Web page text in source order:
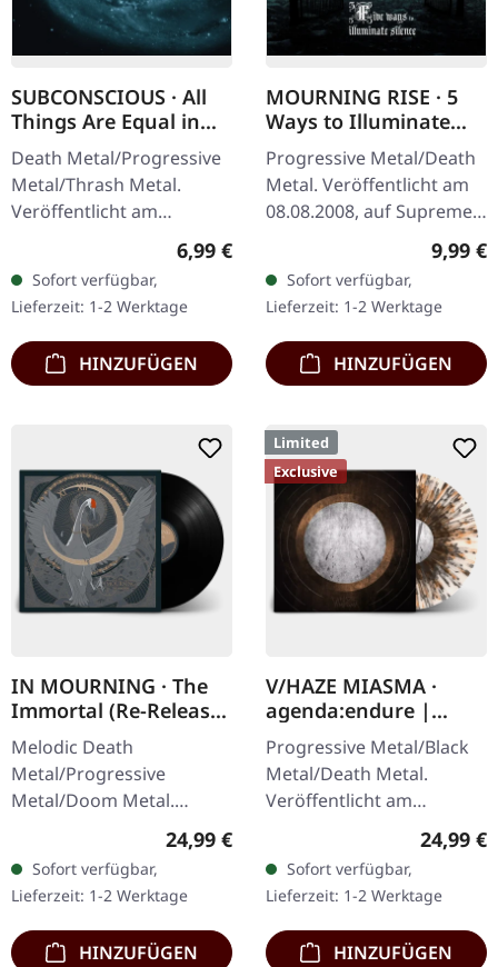
SUBCONSCIOUS · All
Things Are Equal in
Death | CD
Death Metal/Progressive
Metal/Thrash Metal.
Veröffentlicht am
08.08.2008, auf Supreme
Chaos Records. CD im
Jewelcase mit 8-seitigem
Booklet.…
Regulärer Preis:
6,99 €
Sofort verfügbar,
Lieferzeit: 1-2 Werktage
HINZUFÜGEN
MOURNING RISE · 5
Ways to Illuminate
Silence | DIGIPAK CD
Progressive Metal/Death
Metal. Veröffentlicht am
08.08.2008, auf Supreme
Chaos Records. Limitierte
CD-Version im DigiPak mit
12-seitgem Booklet.…
9,99 €
Sofort verfügbar,
Lieferzeit: 1-2 Werktage
HINZUFÜGEN
IN MOURNING · The
Immortal (Re-Release)
| BLACK LP
Melodic Death
Metal/Progressive
Metal/Doom Metal.
27.03.2026, auf Supreme
Chaos Records.
Schwarzes Vinyl mit
Insert. Zweite Auflage…
Regulärer Preis:
24,99 €
Sofort verfügbar,
Lieferzeit: 1-2 Werktage
HINZUFÜGEN
Limited
Exclusive
V/HAZE MIASMA ·
agenda:endure |
SPLATTER LP
Progressive Metal/Black
Metal/Death Metal.
Veröffentlicht am
08.12.2023, auf Supreme
Chaos Records. SCR
Exklusives Ultra
Clear/Silber/Gold/Schwar
z…
24,99 €
Sofort verfügbar,
Lieferzeit: 1-2 Werktage
HINZUFÜGEN